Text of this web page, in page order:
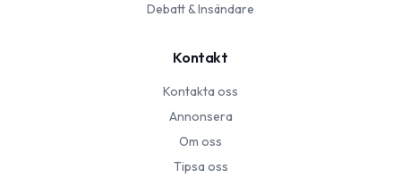
Debatt & Insändare
Kontakt
Kontakta oss
Annonsera
Om oss
Tipsa oss